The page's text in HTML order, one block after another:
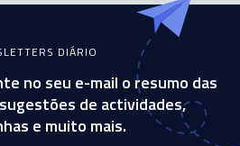
DIÁRIO
no seu e-mail o resumo das
de actividades,
e muito mais.